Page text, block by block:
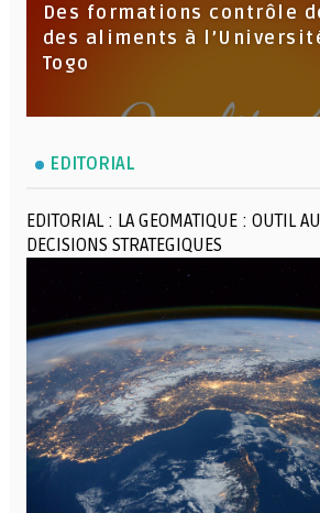
Des formations contrôle
des aliments à
Togo
EDITORIAL
EDITORIAL : LA GEOMATIQUE : OUTIL
DECISIONS STRATEGIQUES